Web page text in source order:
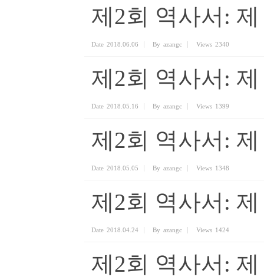
제2회 역사서:
Date 2018.06.06 By azangc Views 2340
제2회 역사서:
Date 2018.05.16 By azangc Views 1399
제2회 역사서:
Date 2018.05.05 By azangc Views 1348
제2회 역사서:
Date 2018.04.24 By azangc Views 1424
제2회 역사서: